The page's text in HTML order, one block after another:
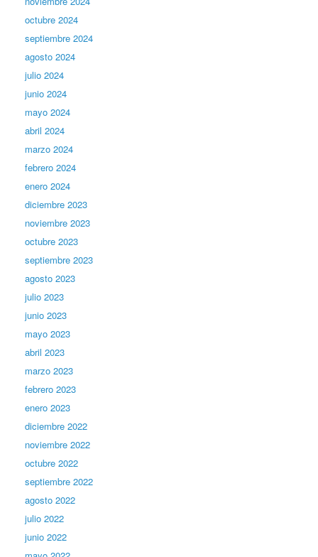
octubre 2024
septiembre 2024
agosto 2024
julio 2024
junio 2024
mayo 2024
abril 2024
marzo 2024
febrero 2024
enero 2024
diciembre 2023
noviembre 2023
octubre 2023
septiembre 2023
agosto 2023
julio 2023
junio 2023
mayo 2023
abril 2023
marzo 2023
febrero 2023
enero 2023
diciembre 2022
noviembre 2022
octubre 2022
septiembre 2022
agosto 2022
julio 2022
junio 2022